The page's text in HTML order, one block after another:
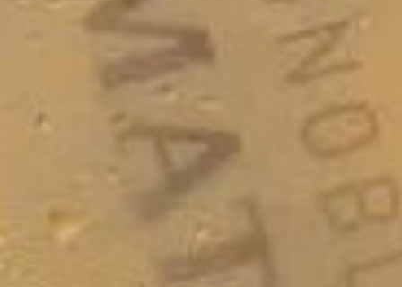
VOTRE OFFICE DE TOURISME